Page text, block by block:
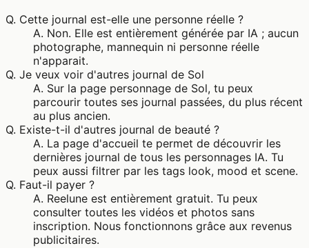
Q. Cette journal est-elle une personne réelle ?
A. Non. Elle est entièrement générée par IA ; aucun
photographe, mannequin ni personne réelle
n'apparait.
Q. Je veux voir d'autres journal de Sol
A. Sur la page personnage de Sol, tu peux
parcourir toutes ses journal passées, du plus récent
au plus ancien.
Q. Existe-t-il d'autres journal de beauté ?
A. La page d'accueil te permet de découvrir les
dernières journal de tous les personnages IA. Tu
peux aussi filtrer par les tags look, mood et scene.
Q. Faut-il payer ?
A. Reelune est entièrement gratuit. Tu peux
consulter toutes les vidéos et photos sans
inscription. Nous fonctionnons grâce aux revenus
publicitaires.